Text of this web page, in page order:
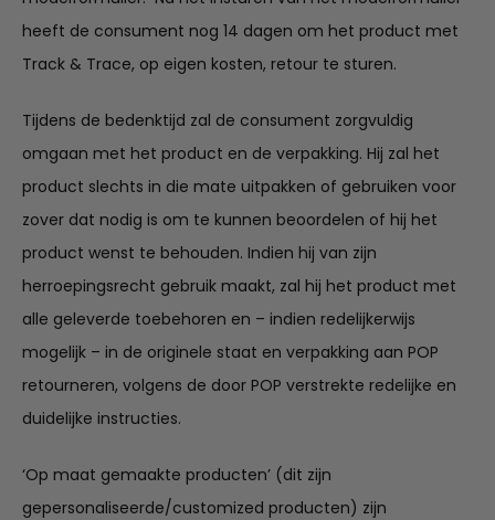
heeft de consument nog 14 dagen om het product met
Track & Trace, op eigen kosten, retour te sturen.
Tijdens de bedenktijd zal de consument zorgvuldig
omgaan met het product en de verpakking. Hij zal het
product slechts in die mate uitpakken of gebruiken voor
zover dat nodig is om te kunnen beoordelen of hij het
product wenst te behouden. Indien hij van zijn
herroepingsrecht gebruik maakt, zal hij het product met
alle geleverde toebehoren en – indien redelijkerwijs
mogelijk – in de originele staat en verpakking aan POP
retourneren, volgens de door POP verstrekte redelijke en
duidelijke instructies.
‘Op maat gemaakte producten’ (dit zijn
gepersonaliseerde/customized producten) zijn